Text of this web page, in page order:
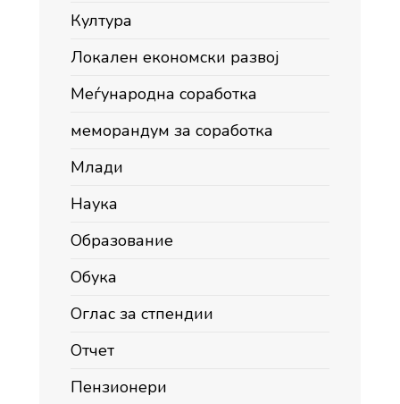
Култура
Локален економски развој
Меѓународна соработка
меморандум за соработка
Млади
Наука
Образование
Обука
Оглас за стпендии
Отчет
Пензионери